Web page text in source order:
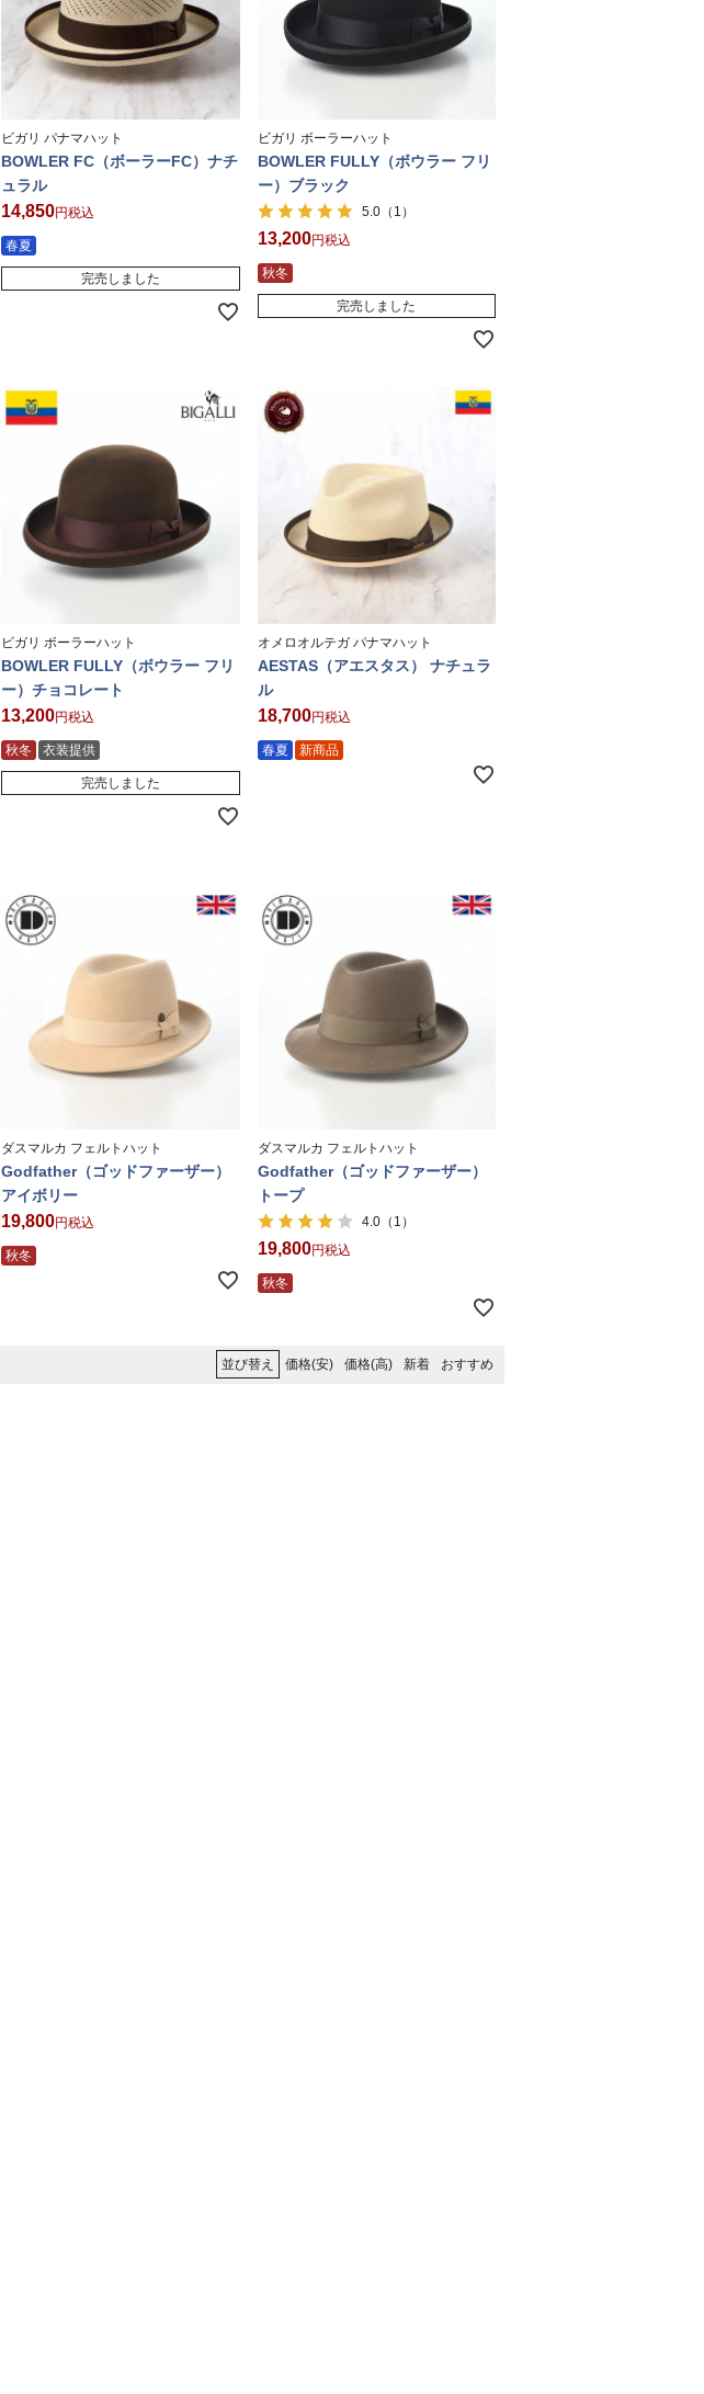
ビガリ パナマハット
BOWLER FC（ボーラーFC）ナチ
ュラル
14,850 税込
春夏
完売しました
ビガリ ボーラーハット
BOWLER FULLY（ボウラー フリ
ー）ブラック
5.0（1）
13,200 税込
秋冬
完売しました
ビガリ ボーラーハット
BOWLER FULLY（ボウラー フリ
ー）チョコレート
13,200 税込
秋冬 衣装提供
完売しました
オメロオルテガ パナマハット
AESTAS（アエスタス） ナチュラ
ル
18,700 税込
春夏 新商品
ダスマルカ フェルトハット
Godfather（ゴッドファーザー）
アイボリー
19,800 税込
秋冬
ダスマルカ フェルトハット
Godfather（ゴッドファーザー）
トープ
4.0（1）
19,800 税込
秋冬
並び替え 価格(安) 価格(高) 新着 おすすめ